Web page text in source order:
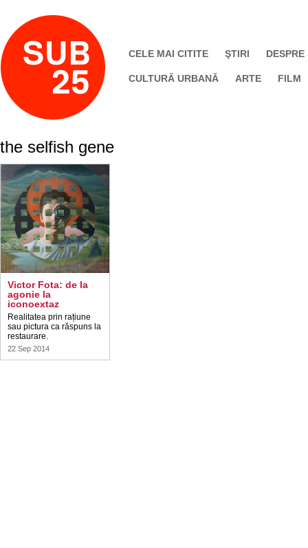
CELE MAI CITITE ŞTIRI DESPRE
CULTURĂ URBANĂ ARTE FILM
the selfish gene
Victor Fota: de la
agonie la
iconoextaz
Realitatea prin rațiune
sau pictura ca răspuns la
restaurare.
22 Sep 2014